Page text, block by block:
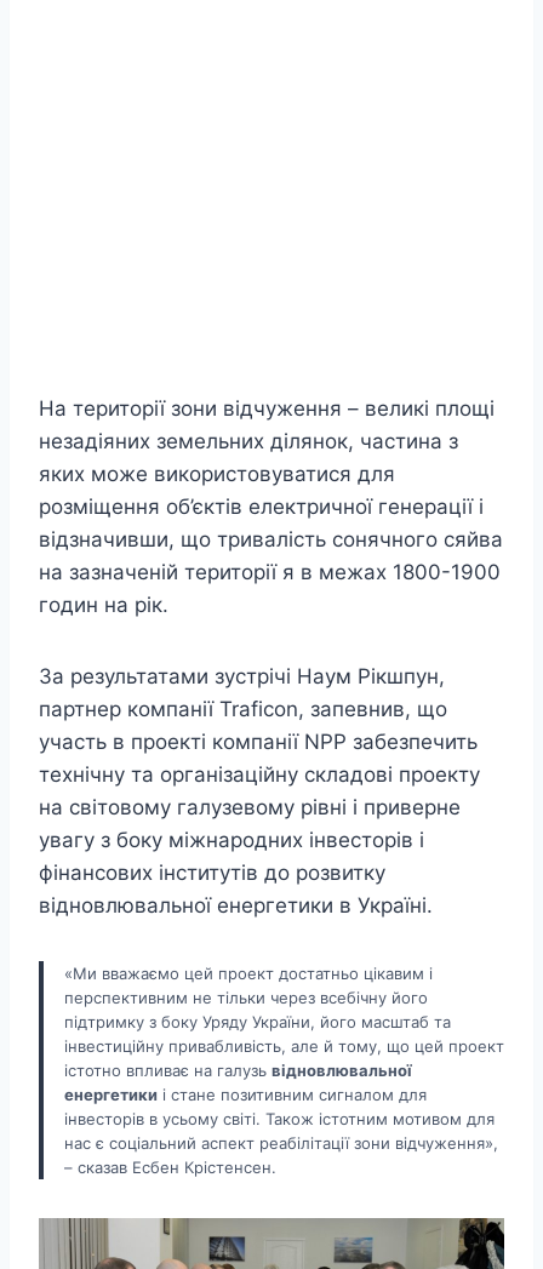
На території зони відчуження – великі площі
незадіяних земельних ділянок, частина з
яких може використовуватися для
розміщення об’єктів електричної генерації і
відзначивши, що тривалість сонячного сяйва
на зазначеній території я в межах 1800-1900
годин на рік.
За результатами зустрічі Наум Рікшпун,
партнер компанії Traficon, запевнив, що
участь в проекті компанії NPP забезпечить
технічну та організаційну складові проекту
на світовому галузевому рівні і приверне
увагу з боку міжнародних інвесторів і
фінансових інститутів до розвитку
відновлювальної енергетики в Україні.
«Ми вважаємо цей проект достатньо цікавим і
перспективним не тільки через всебічну його
підтримку з боку Уряду України, його масштаб та
інвестиційну привабливість, але й тому, що цей проект
істотно впливає на галузь відновлювальної
енергетики і стане позитивним сигналом для
інвесторів в усьому світі. Також істотним мотивом для
нас є соціальний аспект реабілітації зони відчуження»,
– сказав Есбен Крістенсен.